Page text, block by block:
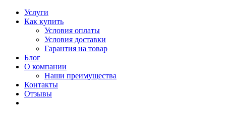
Услуги
Как купить
Условия оплаты
Условия доставки
Гарантия на товар
Блог
О компании
Наши преимущества
Контакты
Отзывы